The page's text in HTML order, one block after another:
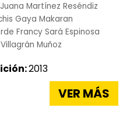
Juana Martínez Reséndiz
Gaya Makaran
Francy Sará Espinosa
Muñoz
2013
VER MÁS